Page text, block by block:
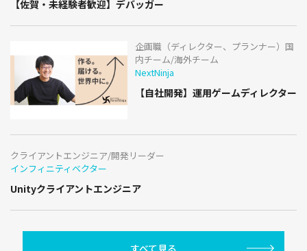
【佐賀・未経験者歓迎】デバッガー
企画職（ディレクター、プランナー）国
内チーム/海外チーム
NextNinja
【自社開発】運用ゲームディレクター
クライアントエンジニア/開発リーダー
インフィニティベクター
Unityクライアントエンジニア
すべて見る